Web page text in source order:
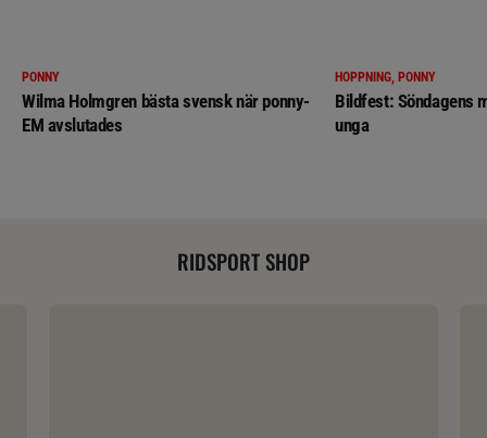
PONNY
Wilma Holmgren bästa svensk när ponny-
EM avslutades
HOPPNING, PONNY
Bildfest: Söndagens
unga
RIDSPORT SHOP